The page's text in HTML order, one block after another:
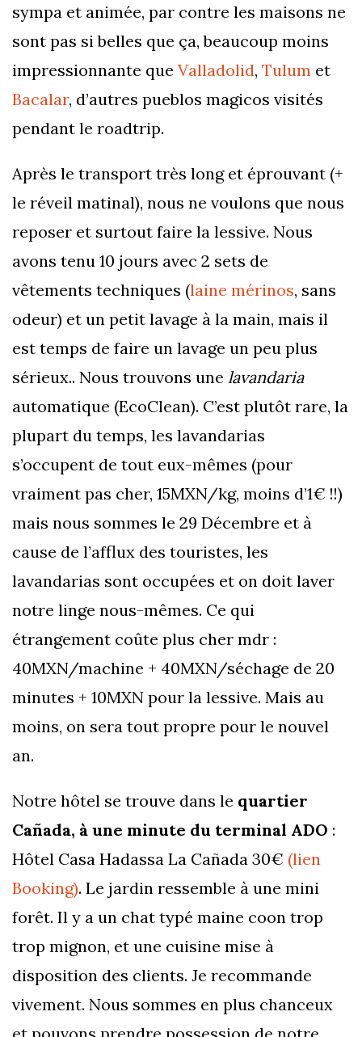
sympa et animée, par contre les maisons ne
sont pas si belles que ça, beaucoup moins
impressionnante que Valladolid, Tulum et
Bacalar, d’autres pueblos magicos visités
pendant le roadtrip.
Après le transport très long et éprouvant (+
le réveil matinal), nous ne voulons que nous
reposer et surtout faire la lessive. Nous
avons tenu 10 jours avec 2 sets de
vêtements techniques (laine mérinos, sans
odeur) et un petit lavage à la main, mais il
est temps de faire un lavage un peu plus
sérieux.. Nous trouvons une lavandaria
automatique (EcoClean). C’est plutôt rare, la
plupart du temps, les lavandarias
s’occupent de tout eux-mêmes (pour
vraiment pas cher, 15MXN/kg, moins d’1€ !!)
mais nous sommes le 29 Décembre et à
cause de l’afflux des touristes, les
lavandarias sont occupées et on doit laver
notre linge nous-mêmes. Ce qui
étrangement coûte plus cher mdr :
40MXN/machine + 40MXN/séchage de 20
minutes + 10MXN pour la lessive. Mais au
moins, on sera tout propre pour le nouvel
an.
Notre hôtel se trouve dans le quartier
Cañada, à une minute du terminal ADO :
Hôtel Casa Hadassa La Cañada 30€ (lien
Booking). Le jardin ressemble à une mini
forêt. Il y a un chat typé maine coon trop
trop mignon, et une cuisine mise à
disposition des clients. Je recommande
vivement. Nous sommes en plus chanceux